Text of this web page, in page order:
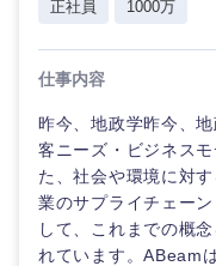
正社員
1000万
仕事内容
昨今、地政学昨今、
客ニーズ・ビジネス
た、社会や環境に対
業のサプライチェー
して、これまでの概
れています。ABeam